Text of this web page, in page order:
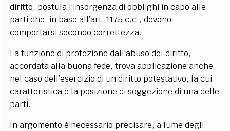
diritto, postula l’insorgenza di obblighi in capo alle
parti che, in base all’art. 1175 c.c., devono
comportarsi secondo correttezza.
La funzione di protezione dall’abuso del diritto,
accordata alla buona fede, trova applicazione anche
nel caso dell’esercizio di un diritto potestativo, la cui
caratteristica è la posizione di soggezione di una delle
parti.
In argomento è necessario precisare, a lume degli